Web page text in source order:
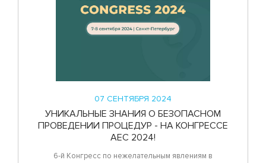
07 СЕНТЯБРЯ 2024
УНИКАЛЬНЫЕ ЗНАНИЯ О БЕЗОПАСНОМ
ПРОВЕДЕНИИ ПРОЦЕДУР - НА КОНГРЕССЕ
AEC 2024!
6-й Конгресс по нежелательным явлениям в